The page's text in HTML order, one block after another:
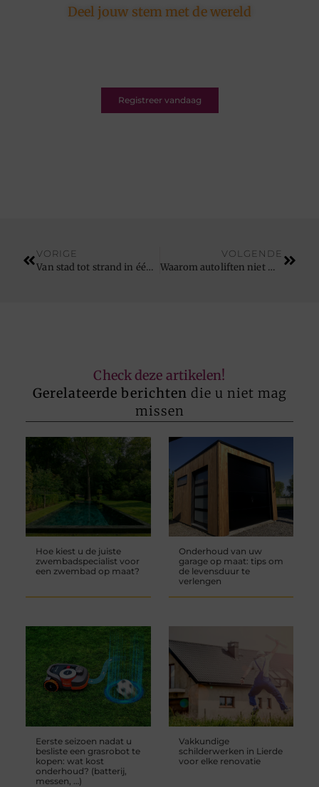
Deel jouw stem met de wereld
Registreer vandaag
VORIGE
Van stad tot strand in één weekend: overnachten nabij Ieper en genieten van centrum tot kust
VOLGENDE
Waarom autoliften niet meer weg te denken zijn bij gebruik van zware goederenliften
Check deze artikelen!
Gerelateerde berichten die u niet mag
missen
Hoe kiest u de juiste
zwembadspecialist voor
een zwembad op maat?
Onderhoud van uw
garage op maat: tips om
de levensduur te
verlengen
Eerste seizoen nadat u
besliste een grasrobot te
kopen: wat kost
onderhoud? (batterij,
messen, …)
Vakkundige
schilderwerken in Lierde
voor elke renovatie